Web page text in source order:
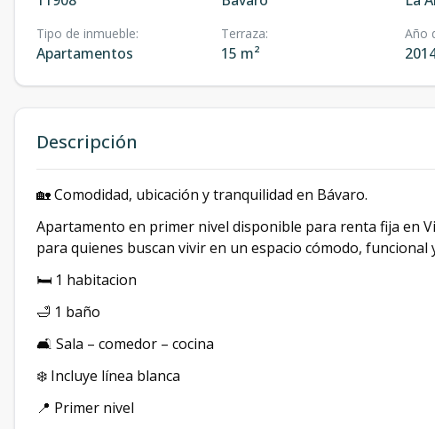
Tipo de inmueble:
Apartamentos
Terraza:
15 m²
Año
Descripción
🏡 Comodidad, ubicación y tranquilidad en Bávaro.
Apartamento en primer nivel disponible para renta fija en
para quienes buscan vivir en un espacio cómodo, funcional
🛏️ 1 habitacion
🛁 1 baño
🛋️ Sala – comedor – cocina
❄️ Incluye línea blanca
📍 Primer nivel